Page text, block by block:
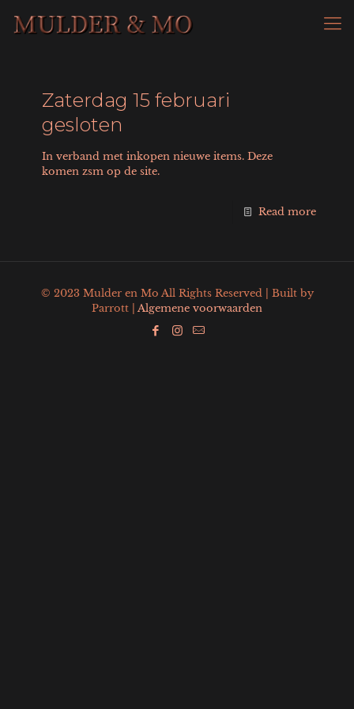
Zaterdag 15 februari
gesloten
In verband met inkopen nieuwe items. Deze
komen zsm op de site.
Read more
© 2023 Mulder en Mo All Rights Reserved | Built by
Parrott | Algemene voorwaarden